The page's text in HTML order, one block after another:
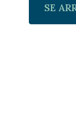
SE